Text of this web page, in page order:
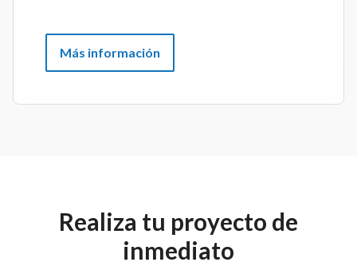
Más información
Realiza tu proyecto de
inmediato